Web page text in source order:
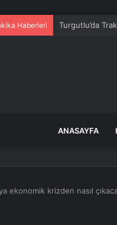
Haberleri Turgutlu’da
ANASAYFA
ekonomik krizden nasıl